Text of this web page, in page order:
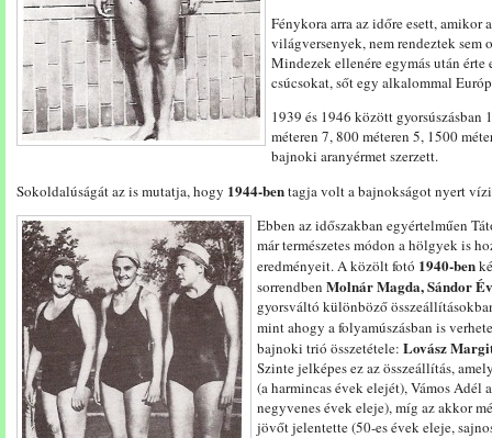
Fénykora arra az időre esett, amikor
világversenyek, nem rendeztek
Mindezek ellenére egymás után érte
csúcsokat, sőt egy alkalommal
1939 és 1946 között gyorsúszásban
méteren 7, 800 méteren 5, 1500
bajnoki aranyérmet szerzett.
Sokoldalúságát az is mutatja, hogy 1944-bentagja volt a bajnokságot nyert
Ebben az időszakban egyértelműen
már természetes módon a hölgyek is
eredményeit. A közölt fotó 1940-ben
sorrendben Molnár Magda, Sándor
gyorsváltó különböző
mint ahogy a folyamúszásban is
bajnoki trió összetétele: Lovász
Szinte jelképes ez az összeállítás,
(a harmincas évek elejét), Vámos Adél
negyvenes évek eleje), míg az akkor
jövőt jelentette (50-es évek eleje,